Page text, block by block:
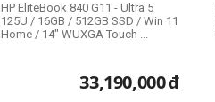
HP EliteBook 840 G11 - Ultra 5
125U / 16GB / 512GB SSD / Win 11
Home / 14" WUXGA Touch ...
33,190,000đ